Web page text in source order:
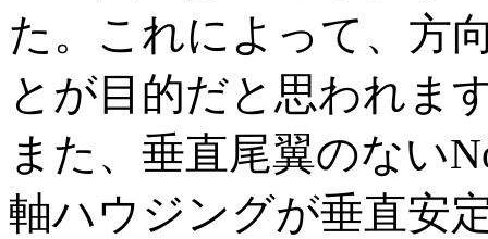
た。これによって、方
とが目的だと思われま
また、垂直尾翼のない
軸ハウジングが垂直安